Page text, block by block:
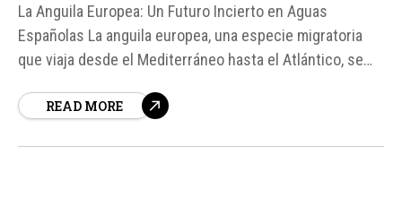
La Anguila Europea: Un Futuro Incierto en Aguas
Españolas La anguila europea, una especie migratoria
que viaja desde el Mediterráneo hasta el Atlántico, se
Aunque no está en peligro de extinción todavía, los
READ MORE